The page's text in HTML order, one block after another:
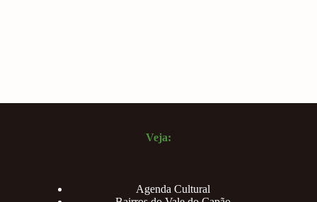
Veja:
Agenda Cultural